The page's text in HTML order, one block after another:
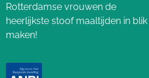
Rotterdamse vrouwen de
heerlijkste stoof maaltijden in blik
maken!